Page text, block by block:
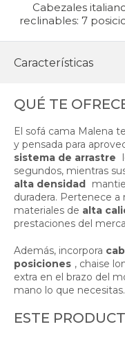
Cabezales
reclinables: 7
Características
QUÉ TE
El sofá cama Malena
y pensada para
sistema de arrastre
segundos, mientras
alta densidad
duradera. Pertenece a
materiales de alta
prestaciones del
Además, incorpora
posiciones , chaise
extra en el brazo del
mano lo que necesitas.
ESTE